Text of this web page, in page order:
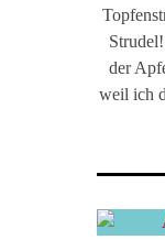
der
weil ich